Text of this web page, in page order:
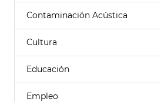
Contaminación Acústica
Cultura
Educación
Empleo